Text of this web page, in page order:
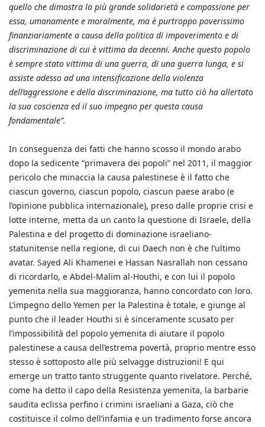
quello che dimostra la più grande solidarietà e compassione per
essa, umanamente e moralmente, ma è purtroppo poverissimo
finanziariamente a causa della politica di impoverimento e di
discriminazione di cui è vittima da decenni. Anche questo popolo
è sempre stato vittima di una guerra, di una guerra lunga, e si
assiste adesso ad una intensificazione della violenza
dell’aggressione e della discriminazione, ma tutto ciò ha allertato
la sua coscienza ed il suo impegno per questa causa
fondamentale”.
In conseguenza dei fatti che hanno scosso il mondo arabo
dopo la sedicente “primavera dei popoli” nel 2011, il maggior
pericolo che minaccia la causa palestinese è il fatto che
ciascun governo, ciascun popolo, ciascun paese arabo (e
l’opinione pubblica internazionale), preso dalle proprie crisi e
lotte interne, metta da un canto la questione di Israele, della
Palestina e del progetto di dominazione israeliano-
statunitense nella regione, di cui Daech non è che l’ultimo
avatar. Sayed Ali Khamenei e Hassan Nasrallah non cessano
di ricordarlo, e Abdel-Malim al-Houthi, e con lui il popolo
yemenita nella sua maggioranza, hanno concordato con loro.
L’impegno dello Yemen per la Palestina è totale, e giunge al
punto che il leader Houthi si è sinceramente scusato per
l’impossibilità del popolo yemenita di aiutare il popolo
palestinese a causa dell’estrema povertà, proprio mentre esso
stesso è sottoposto alle più selvagge distruzioni! E qui
emerge un tratto tanto struggente quanto rivelatore. Perché,
come ha detto il capo della Resistenza yemenita, la barbarie
saudita eclissa perfino i crimini israeliani a Gaza, ciò che
costituisce il colmo dell’infamia e un tradimento forse ancora